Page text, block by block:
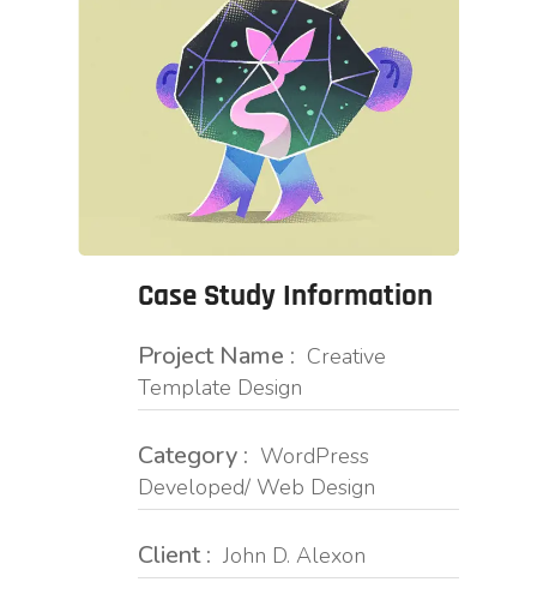
Case Study Information
Project Name : Creative
Template Design
Category : WordPress
Developed/ Web Design
Client : John D. Alexon